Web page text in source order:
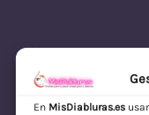
En MisDiabluras.es